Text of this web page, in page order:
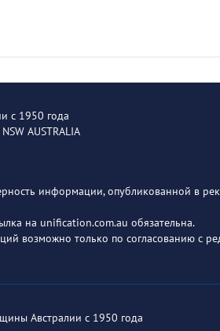
с 1950 года
AUSTRALIA
информации, опубликованной в
на unification.com.au обязательна.
возможно только по согласованию с
Австралии с 1950 года